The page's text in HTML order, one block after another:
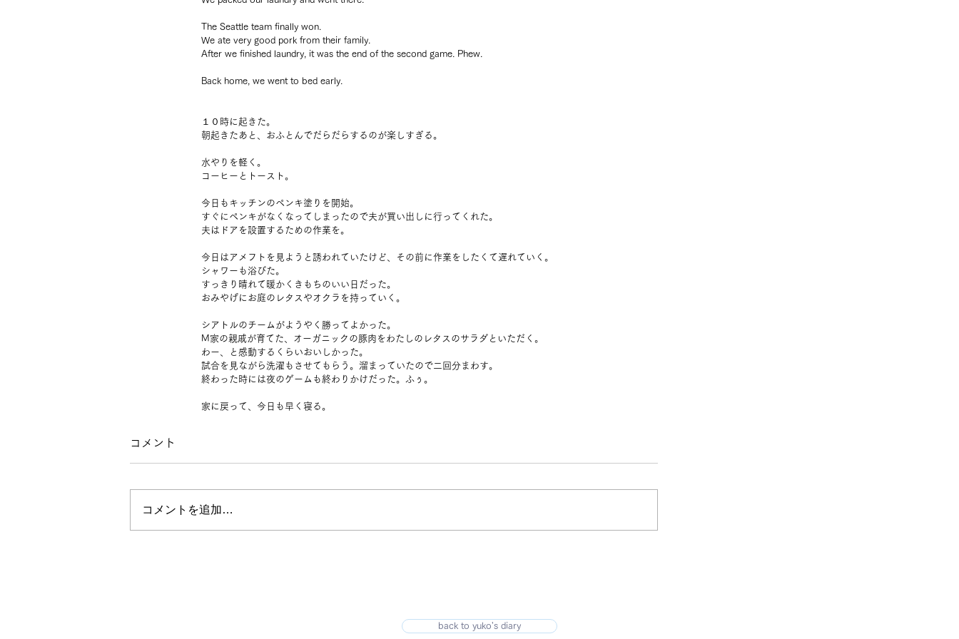
The Seattle team finally won.
We ate very good pork from their family.
After we finished laundry, it was the end of the second game. Phew.
Back home, we went to bed early.
１０時に起きた。
朝起きたあと、おふとんでだらだらするのが楽しすぎる。
水やりを軽く。
コーヒーとトースト。
今日もキッチンのペンキ塗りを開始。
すぐにペンキがなくなってしまったので夫が買い出しに行ってくれた。
夫はドアを設置するための作業を。
今日はアメフトを見ようと誘われていたけど、その前に作業をしたくて遅れていく。
シャワーも浴びた。
すっきり晴れて暖かくきもちのいい日だった。
おみやげにお庭のレタスやオクラを持っていく。
シアトルのチームがようやく勝ってよかった。
M家の親戚が育てた、オーガニックの豚肉をわたしのレタスのサラダといただく。
わー、と感動するくらいおいしかった。
試合を見ながら洗濯もさせてもらう。溜まっていたので二回分まわす。
終わった時には夜のゲームも終わりかけだった。ふぅ。
家に戻って、今日も早く寝る。
コメント
コメントを追加…
back to yuko's diary